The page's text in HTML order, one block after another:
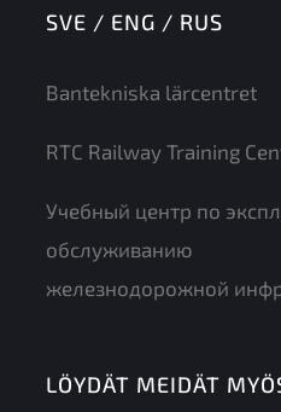
SVE / ENG / RUS
Bantekniska lärcentret
RTC Railway Training
Учебный центр по
обслуживанию
железнодорожной
LÖYDÄT MEIDÄT